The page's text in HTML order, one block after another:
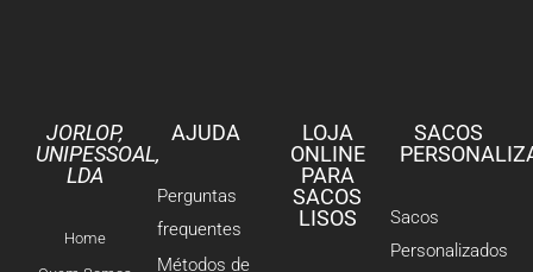
JORLOP,
UNIPESSOAL,
LDA
Home
AJUDA
Perguntas
frequentes
Métodos de
LOJA
ONLINE
PARA
SACOS
LISOS
SACOS
Sacos
Personalizados